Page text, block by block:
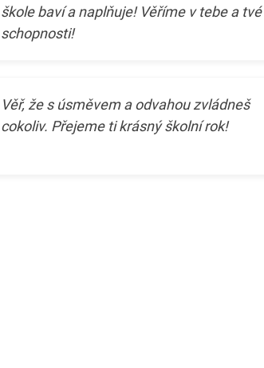
škole baví a naplňuje! Věříme v tebe a tvé
schopnosti!
Věř, že s úsměvem a odvahou zvládneš
cokoliv. Přejeme ti krásný školní rok!